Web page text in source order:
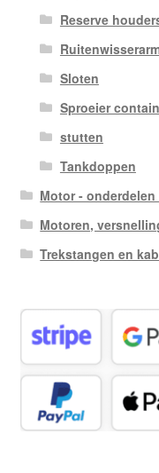
Reserve
Sloten
Sproeier
stutten
Tankdoppen
Motor -
Motoren,
Trekstangen en